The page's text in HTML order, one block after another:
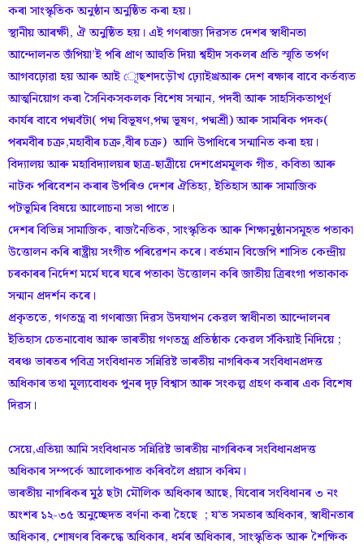
কৰা সাংস্কৃতিক অনুষ্ঠান অনুষ্ঠিত কৰা হয়।
স্থানীয় আৰক্ষী, ঐ অনুষ্ঠিত হয়। এই গণৰাজ্য দিৱসত দেশৰ স্বাধীনতা
আন্দোলনত জঁপিয়াʼই পৰি প্ৰাণ আহুতি দিয়া শ্বহীদ সকলৰ প্ৰতি স্মৃতি তৰ্পণ
আগবঢ়োৱা হয় আৰু আই োূছশদড়ৌখ ঢ়্যোইখ্ৰ‌আৰু দেশ ৰক্ষাৰ বাবে কৰ্তব্যত
আত্মনিয়োগ কৰা সৈনিকসকলক বিশেষ সন্মান, পদবী আৰু সাহসিকতাপূৰ্ণ
কাৰ্যৰ বাবে পদ্মবঁটা( পদ্ম বিভূষণ,পদ্ম ভূষণ, পদ্মশ্ৰী) আৰু সামৰিক পদক(
পৰমবীৰ চক্ৰ,মহাবীৰ চক্ৰ,বীৰ চক্ৰ) আদি উপাধিৰে সন্মানিত কৰা হয়।
বিদ্যালয় আৰু মহাবিদ্যালয়ৰ ছাত্ৰ-ছাত্ৰীয়ে দেশপ্ৰেমমূলক গীত, কবিতা আৰু
নাটক পৰিবেশন কৰাৰ উপৰিও দেশৰ ঐতিহ্য, ইতিহাস আৰু সামাজিক
পটভূমিৰ বিষয়ে আলোচনা সভা পাতে।
দেশৰ বিভিন্ন সামাজিক, ৰাজনৈতিক, সাংস্কৃতিক আৰু শিক্ষানুষ্ঠানসমূহত পতাকা
উত্তোলন কৰি ৰাষ্ট্ৰীয় সংগীত পৰিৱেশন কৰে। বৰ্তমান বিজেপি শাসিত কেন্দ্ৰীয়
চৰকাৰৰ নিৰ্দেশ মৰ্মে ঘৰে ঘৰে পতাকা উত্তোলন কৰি জাতীয় ত্ৰিৰংগা পতাকাক
সন্মান প্ৰদৰ্শন কৰে।
প্ৰকৃততে, গণতন্ত্ৰ বা গণৰাজ্য দিৱস উদযাপন কেৱল স্বাধীনতা আন্দোলনৰ
ইতিহাস চেতনাবোধ আৰু ভাৰতীয় গণতন্ত্ৰ প্ৰতিষ্ঠাক কেৱল সঁকিয়াই নিদিয়ে ;
বৰঞ্চ ভাৰতৰ পবিত্ৰ সংবিধানত সন্নিৱিষ্ট ভাৰতীয় নাগৰিকৰ সংবিধানপ্ৰদত্ত
অধিকাৰ তথা মূল্যবোধক পুনৰ দৃঢ় বিশ্বাস আৰু সংকল্প গ্ৰহণ কৰাৰ এক বিশেষ
দিৱস।
সেয়ে,এতিয়া আমি সংবিধানত সন্নিৱিষ্ট ভাৰতীয় নাগৰিকৰ সংবিধানপ্ৰদত্ত
অধিকাৰ সম্পৰ্কে আলোকপাত কৰিবলৈ প্ৰয়াস কৰিম।
ভাৰতীয় নাগৰিকৰ মুঠ ছটা মৌলিক অধিকাৰ আছে, যিবোৰ সংবিধানৰ ৩ নং
অংশৰ ১২-৩৫ অনুচ্ছেদত বৰ্ণনা কৰা হৈছে ; য'ত সমতাৰ অধিকাৰ, স্বাধীনতাৰ
অধিকাৰ, শোষণৰ বিৰুদ্ধে অধিকাৰ, ধৰ্মৰ অধিকাৰ, সাংস্কৃতিক আৰু শৈক্ষিক